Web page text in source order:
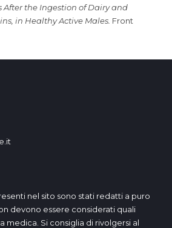
After the Ingestion of Dairy and
in Healthy Active Males. Front
nel sito sono stati redatti a puro
devono essere considerati quali
medica. Si consiglia di rivolgersi al